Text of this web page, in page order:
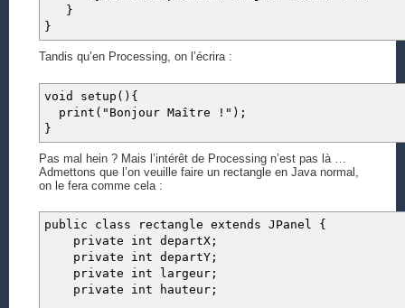
}
}
Tandis qu’en Processing, on l’écrira :
void setup(){
print("Bonjour Maître !");
}
Pas mal hein ? Mais l’intérêt de Processing n’est pas là …
Admettons que l’on veuille faire un rectangle en Java normal,
on le fera comme cela :
public class rectangle extends JPanel {
private int departX;
private int departY;
private int largeur;
private int hauteur;